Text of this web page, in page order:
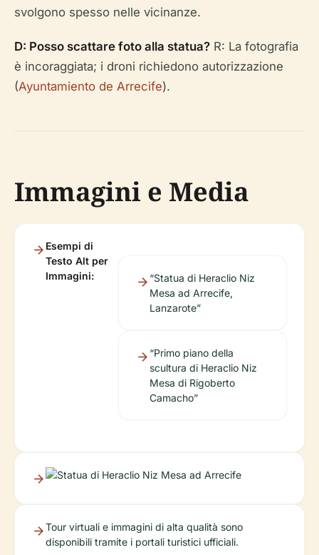
svolgono spesso nelle vicinanze.
D: Posso scattare foto alla statua? R: La fotografia
è incoraggiata; i droni richiedono autorizzazione
(Ayuntamiento de Arrecife).
Immagini e Media
Esempi di
Testo Alt per
Immagini:
“Statua di Heraclio Niz
Mesa ad Arrecife,
Lanzarote”
“Primo piano della
scultura di Heraclio Niz
Mesa di Rigoberto
Camacho”
Tour virtuali e immagini di alta qualità sono
disponibili tramite i portali turistici ufficiali.